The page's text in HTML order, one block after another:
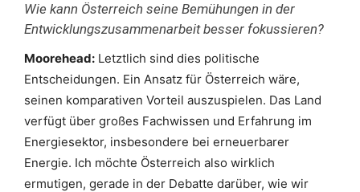
Wie kann Österreich seine Bemühungen in der
Entwicklungszusammenarbeit besser fokussieren?
Moorehead: Letztlich sind dies politische
Entscheidungen. Ein Ansatz für Österreich wäre,
seinen komparativen Vorteil auszuspielen. Das Land
verfügt über großes Fachwissen und Erfahrung im
Energiesektor, insbesondere bei erneuerbarer
Energie. Ich möchte Österreich also wirklich
ermutigen, gerade in der Debatte darüber, wie wir